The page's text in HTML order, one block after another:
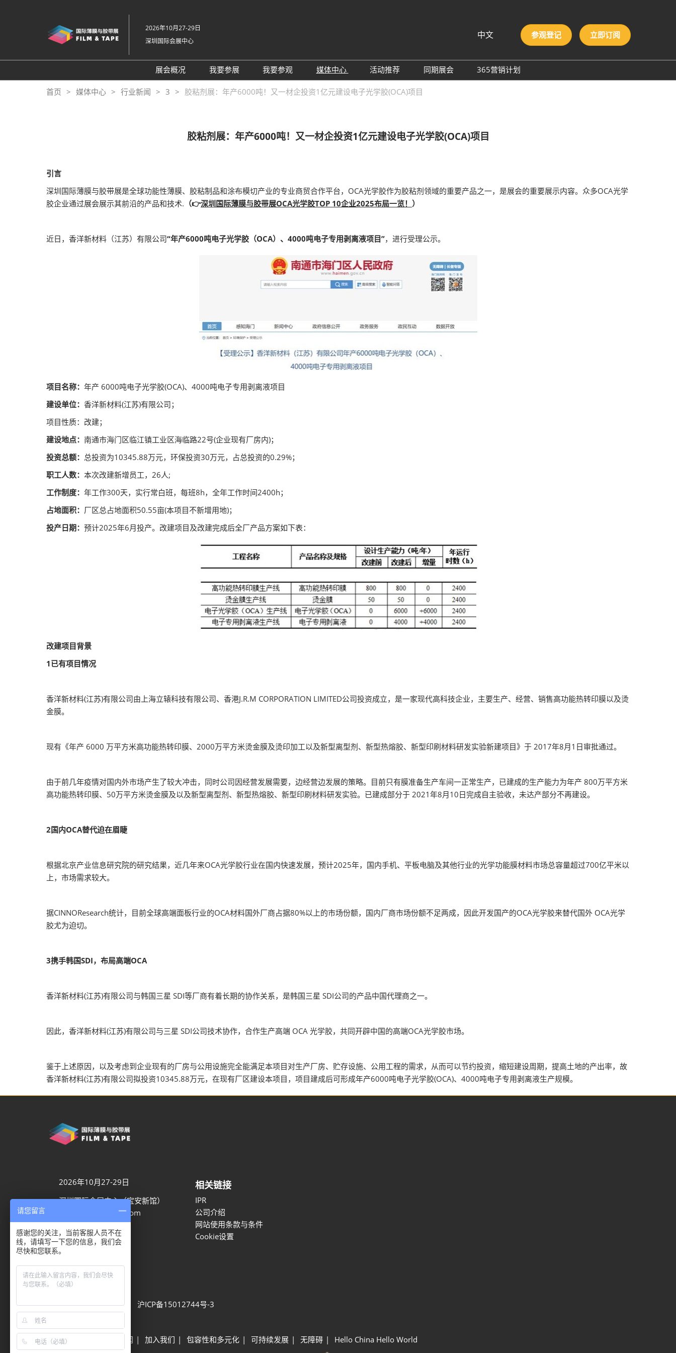
跳
转
容
2026年10月27-29日
深圳国际会展中心
中文
English
한국인
Indonesia
参观登记 立即订阅
展会概况
展会概况
特色展区
常见问题解答
我要参展
展位预定
励展通APP
商贸配对
我要参观
参观预登记
推荐展商
RX Connect 励展通
媒体中心
行业新闻
合作媒体
活动推荐
会议论坛
同期展会
亚洲材料周
365营销计划
首页 媒体中心 行业新闻 3 胶粘剂展：年产6000吨！又一材企投资1亿元建设电子光学胶(OCA)项目
胶粘剂展：年产6000吨！又一材企投资1亿元建设电子光学胶(OCA)项目
引言
深圳国际薄膜与胶带展是全球功能性薄膜、胶粘制品和涂布模切产业的专业商贸合作平台，OCA光学胶作为胶粘剂领域的重要产品之一，是展会的重要展示内容。众多OCA光学
胶企业通过展会展示其前沿的产品和技术. （👉深圳国际薄膜与胶带展OCA光学胶TOP 10企业2025布局一览！ ）
近日，香洋新材料（江苏）有限公司“年产6000吨电子光学胶（OCA）、4000吨电子专用剥离液项目”，进行受理公示。
项目名称： 年产 6000吨电子光学胶(OCA)、4000吨电子专用剥离液项目
建设单位： 香洋新材料(江苏)有限公司；
项目性质：改建；
建设地点： 南通市海门区临江镇工业区海临路22号(企业现有厂房内)；
投资总额： 总投资为10345.88万元，环保投资30万元，占总投资的0.29%；
职工人数： 本次改建新增员工，26人;
工作制度： 年工作300天，实行常白班，每班8h，全年工作时间2400h；
占地面积： 厂区总占地面积50.55亩(本项目不新增用地)；
投产日期： 预计2025年6月投产。改建项目及改建完成后全厂产品方案如下表：
改建项目背景
1已有项目情况
香洋新材料(江苏)有限公司由上海立辕科技有限公司、香港J.R.M CORPORATION LIMITED公司投资成立，是一家现代高科技企业，主要生产、经营、销售高功能热转印膜以及烫
金膜。
现有《年产 6000 万平方米高功能热转印膜、2000万平方米烫金膜及烫印加工以及新型离型剂、新型热熔胶、新型印刷材料研发实验新建项目》于 2017年8月1日审批通过。
由于前几年疫情对国内外市场产生了较大冲击，同时公司因经营发展需要，边经营边发展的策略。目前只有膜准备生产车间一正常生产，已建成的生产能力为年产 800万平方米
高功能热转印膜、50万平方米烫金膜及以及新型离型剂、新型热熔胶、新型印刷材料研发实验。已建成部分于 2021年8月10日完成自主验收，未达产部分不再建设。
2国内OCA替代迫在眉睫
根据北京产业信息研究院的研究结果，近几年来OCA光学胶行业在国内快速发展，预计2025年，国内手机、平板电脑及其他行业的光学功能膜材料市场总容量超过700亿平米以
上，市场需求较大。
据CINNOResearch统计，目前全球高端面板行业的OCA材料国外厂商占据80%以上的市场份额，国内厂商市场份额不足两成，因此开发国产的OCA光学胶来替代国外 OCA光学
胶尤为迫切。
3携手韩国SDI，布局高端OCA
香洋新材料(江苏)有限公司与韩国三星 SDI等厂商有着长期的协作关系，是韩国三星 SDI公司的产品中国代理商之一。
因此，香洋新材料(江苏)有限公司与三星 SDI公司技术协作，合作生产高端 OCA 光学胶，共同开辟中国的高端OCA光学胶市场。
鉴于上述原因，以及考虑到企业现有的厂房与公用设施完全能满足本项目对生产厂房、贮存设施、公用工程的需求，从而可以节约投资，缩短建设周期，提高土地的产出率，故
香洋新材料(江苏)有限公司拟投资10345.88万元，在现有厂区建设本项目，项目建成后可形成年产6000吨电子光学胶(OCA)、4000吨电子专用剥离液生产规模。
2026年10月27-29日
深圳国际会展中心（宝安新馆）
aaron.ye@rxglobal.com
021-2231 7259
相关链接
IPR
公司介绍
网站使用条款与条件
Cookie设置
隐私选项
隐私政策 Cookie政策
展会信息
可持续发展 网站地图 沪ICP备15012744号-3
其他励展展会 励展新闻 加入我们 包容性和多元化 可持续发展 无障碍
Hello China Hello World
请您留言
感谢您的关注，当前客服人员不在
线，请填写一下您的信息，我们会
尽快和您联系。